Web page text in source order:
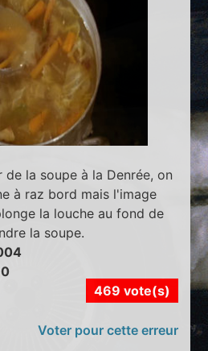
de la soupe à la Denrée, on
à raz bord mais l'image
la louche au fond de
la soupe.
469 vote(s)
Voter pour cette erreur